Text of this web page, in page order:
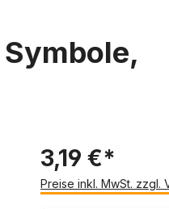
3,19 €*
Preise inkl. MwSt. zzgl.